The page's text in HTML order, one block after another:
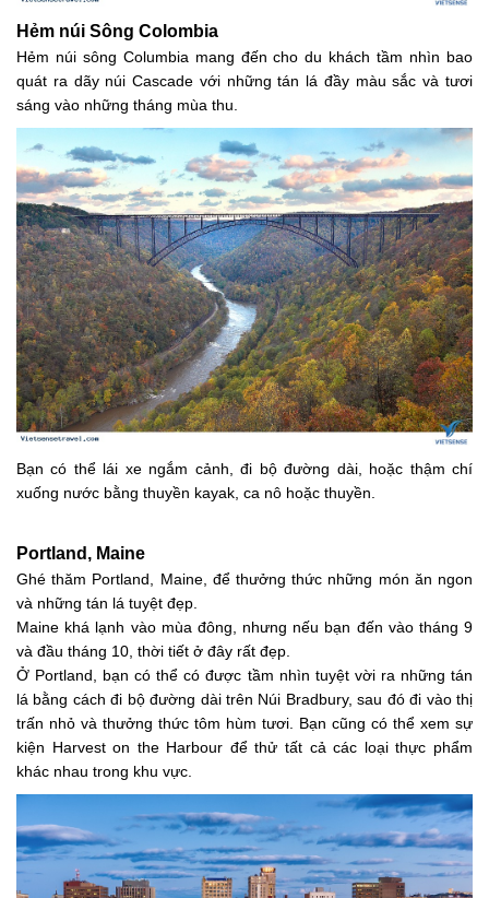
Hẻm núi Sông Colombia
Hẻm núi sông Columbia mang đến cho du khách tầm nhìn bao
quát ra dãy núi Cascade với những tán lá đầy màu sắc và tươi
sáng vào những tháng mùa thu.
Bạn có thể lái xe ngắm cảnh, đi bộ đường dài, hoặc thậm chí
xuống nước bằng thuyền kayak, ca nô hoặc thuyền.
Portland, Maine
Ghé thăm Portland, Maine, để thưởng thức những món ăn ngon
và những tán lá tuyệt đẹp.
Maine khá lạnh vào mùa đông, nhưng nếu bạn đến vào tháng 9
và đầu tháng 10, thời tiết ở đây rất đẹp.
Ở Portland, bạn có thể có được tầm nhìn tuyệt vời ra những tán
lá bằng cách đi bộ đường dài trên Núi Bradbury, sau đó đi vào thị
trấn nhỏ và thưởng thức tôm hùm tươi. Bạn cũng có thể xem sự
kiện Harvest on the Harbour để thử tất cả các loại thực phẩm
khác nhau trong khu vực.